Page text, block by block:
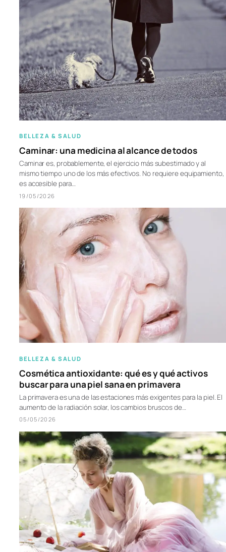
BELLEZA & SALUD
Caminar: una medicina al alcance de todos
Caminar es, probablemente, el ejercicio más subestimado y al
mismo tiempo uno de los más efectivos. No requiere equipamiento,
es accesible para…
19/05/2026
BELLEZA & SALUD
Cosmética antioxidante: qué es y qué activos
buscar para una piel sana en primavera
La primavera es una de las estaciones más exigentes para la piel. El
aumento de la radiación solar, los cambios bruscos de…
05/05/2026